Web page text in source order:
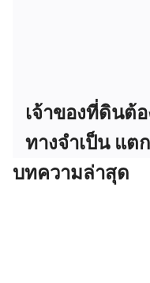
เจ้าของที่ดินต้
ทางจำเป็น แต
บทความล่าสุด